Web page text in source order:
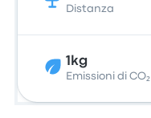
Distanza
1kg
Emissioni di CO₂